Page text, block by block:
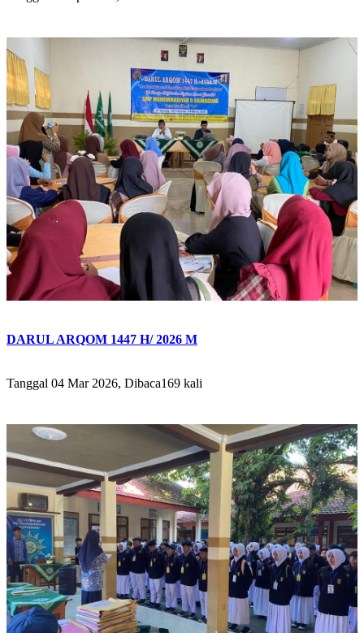
DARUL ARQOM 1447 H/ 2026 M
Tanggal 04 Mar 2026, Dibaca169 kali